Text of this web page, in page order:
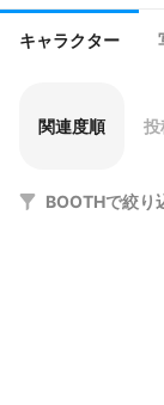
キャラクター
関連度順 投
BOOTHで絞り